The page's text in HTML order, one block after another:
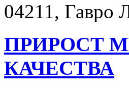
04211, Гавро
ПРИРОСТ
КАЧЕСТВА